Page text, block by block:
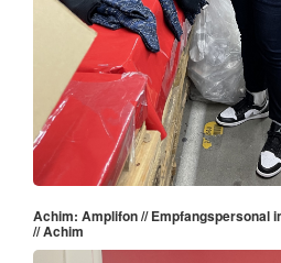
Achim: Amplifon // Empfangspersonal
// Achim